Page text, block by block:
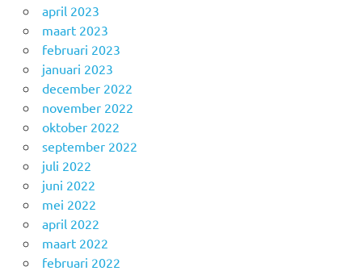
april 2023
maart 2023
februari 2023
januari 2023
december 2022
november 2022
oktober 2022
september 2022
juli 2022
juni 2022
mei 2022
april 2022
maart 2022
februari 2022